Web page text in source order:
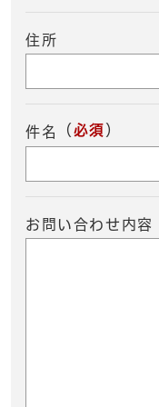
住所
件名 （ 必須 ）
お問い合わせ内容